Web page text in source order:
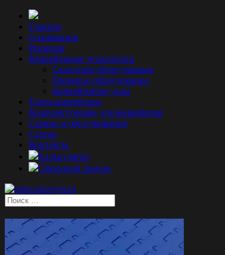
Главная
О компании
Решения
Конвейерные технологии
Складское оборудование
Пищевое оборудование
Конвейерные узлы
Типы конвейеров
Комплектующие для конвейеров
Сервис и обслуживание
Статьи
Контакты
Калькулятор
Обратный звонок